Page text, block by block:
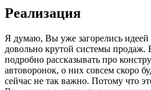
Реализация
Я думаю, Вы уже загорелись идеей
довольно крутой системы продаж.
подробно рассказывать про
автоворонок, о них совсем скоро
сейчас не так важно. Потому что